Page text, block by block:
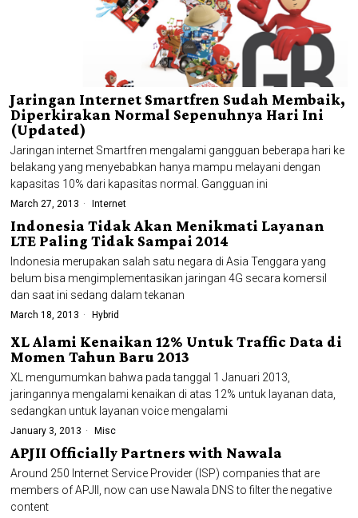
Jaringan Internet Smartfren Sudah Membaik,
Diperkirakan Normal Sepenuhnya Hari Ini
(Updated)
Jaringan internet Smartfren mengalami gangguan beberapa hari ke
belakang yang menyebabkan hanya mampu melayani dengan
kapasitas 10% dari kapasitas normal. Gangguan ini
March 27, 2013 Internet
Indonesia Tidak Akan Menikmati Layanan
LTE Paling Tidak Sampai 2014
Indonesia merupakan salah satu negara di Asia Tenggara yang
belum bisa mengimplementasikan jaringan 4G secara komersil
dan saat ini sedang dalam tekanan
March 18, 2013 Hybrid
XL Alami Kenaikan 12% Untuk Traffic Data di
Momen Tahun Baru 2013
XL mengumumkan bahwa pada tanggal 1 Januari 2013,
jaringannya mengalami kenaikan di atas 12% untuk layanan data,
sedangkan untuk layanan voice mengalami
January 3, 2013 Misc
APJII Officially Partners with Nawala
Around 250 Internet Service Provider (ISP) companies that are
members of APJII, now can use Nawala DNS to filter the negative
content